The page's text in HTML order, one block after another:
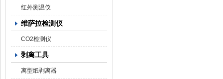
红外测温仪
维萨拉检测仪
CO2检测仪
剥离工具
离型纸剥离器